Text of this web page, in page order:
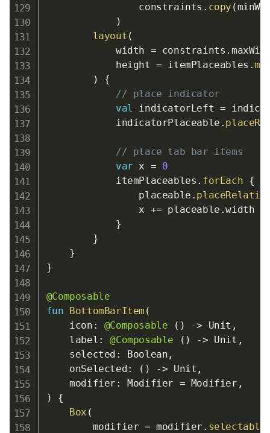
                constraints
. copy (
)
layout (
            width
= constraints .
            height
= itemPlaceables .
)
{
// place indicator
val
indicatorLeft =
            indicatorPlaceable
.
// place tab bar items
var x = 0
            itemPlaceables
. forEach {
                placeable
.
                x
+= placeable .width
}
}
}
}
@Composable
fun BottomBarItem (
    icon
: @Composable ( ) -> Unit ,
    label
: @Composable ( ) -> Unit ,
    selected
: Boolean ,
    onSelected
: ( ) -> Unit ,
    modifier
: Modifier = Modifier ,
)
{
Box (
        modifier
= modifier . selectable